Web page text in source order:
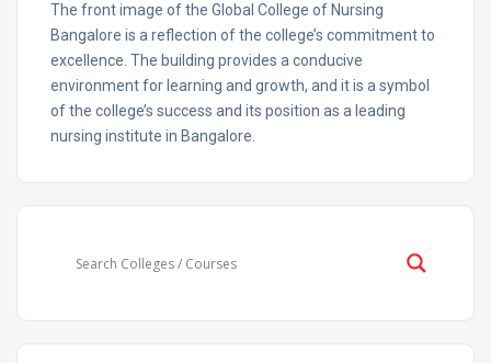
The front image of the Global College of Nursing
Bangalore is a reflection of the college’s commitment to
excellence. The building provides a conducive
environment for learning and growth, and it is a symbol
of the college’s success and its position as a leading
nursing institute in Bangalore.